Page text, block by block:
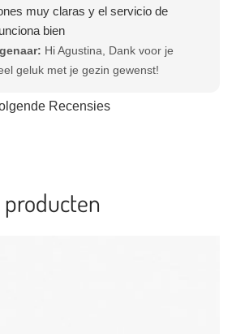
muy claras y el servicio de
bien
Hi Agustina, Dank voor je
geluk met je gezin gewenst!
Recensies
producten